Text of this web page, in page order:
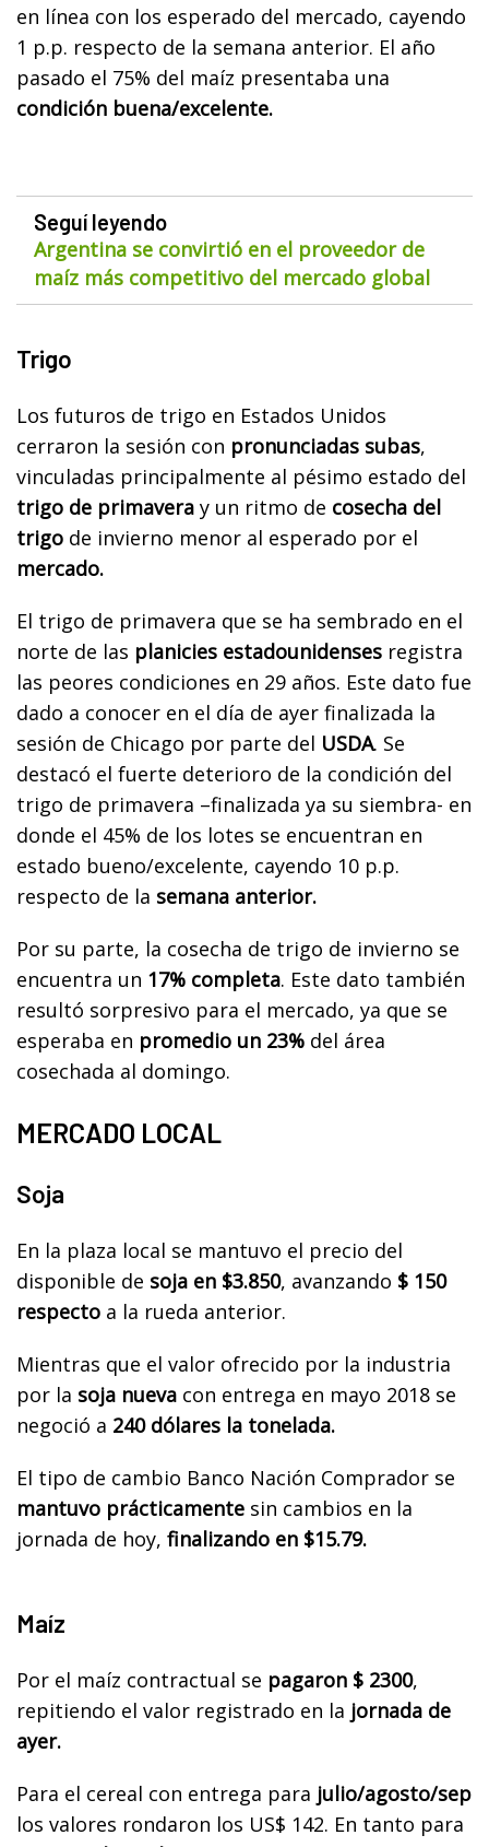
en línea con los esperado del mercado, cayendo
1 p.p. respecto de la semana anterior. El año
pasado el 75% del maíz presentaba una
condición buena/excelente.
Seguí leyendo
Argentina se convirtió en el proveedor de
maíz más competitivo del mercado global
Trigo
Los futuros de trigo en Estados Unidos
cerraron la sesión con pronunciadas subas,
vinculadas principalmente al pésimo estado del
trigo de primavera y un ritmo de cosecha del
trigo de invierno menor al esperado por el
mercado.
El trigo de primavera que se ha sembrado en el
norte de las planicies estadounidenses registra
las peores condiciones en 29 años. Este dato fue
dado a conocer en el día de ayer finalizada la
sesión de Chicago por parte del USDA. Se
destacó el fuerte deterioro de la condición del
trigo de primavera –finalizada ya su siembra- en
donde el 45% de los lotes se encuentran en
estado bueno/excelente, cayendo 10 p.p.
respecto de la semana anterior.
Por su parte, la cosecha de trigo de invierno se
encuentra un 17% completa. Este dato también
resultó sorpresivo para el mercado, ya que se
esperaba en promedio un 23% del área
cosechada al domingo.
MERCADO LOCAL
Soja
En la plaza local se mantuvo el precio del
disponible de soja en $3.850, avanzando $ 150
respecto a la rueda anterior.
Mientras que el valor ofrecido por la industria
por la soja nueva con entrega en mayo 2018 se
negoció a 240 dólares la tonelada.
El tipo de cambio Banco Nación Comprador se
mantuvo prácticamente sin cambios en la
jornada de hoy, finalizando en $15.79.
Maíz
Por el maíz contractual se pagaron $ 2300,
repitiendo el valor registrado en la jornada de
ayer.
Para el cereal con entrega para julio/agosto/sep
los valores rondaron los US$ 142. En tanto para